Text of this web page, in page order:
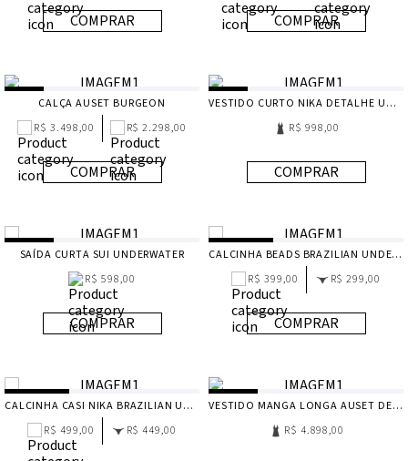
COMPRAR COMPRAR
CALÇA AUSET BURGEON
R$ 3.498,00
R$ 2.298,00
COMPRAR
VESTIDO CURTO NIKA DETALHE UNDERWATER
R$ 998,00
COMPRAR
SAÍDA CURTA SUI UNDERWATER
R$ 598,00
COMPRAR
CALCINHA BEADS BRAZILIAN UNDERWATER
R$ 399,00
R$ 299,00
COMPRAR
CALCINHA CASI NIKA BRAZILIAN UNDERWATER
R$ 499,00
R$ 449,00
VESTIDO MANGA LONGA AUSET DETALHE BLACK
R$ 4.898,00